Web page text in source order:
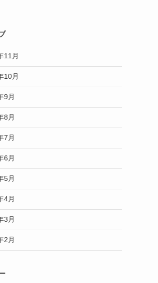
11月
10月
9月
8月
7月
6月
5月
4月
3月
2月